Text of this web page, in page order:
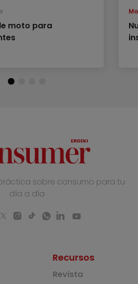
moto para
sobre consumo para tu
día a día
Recursos
Revista